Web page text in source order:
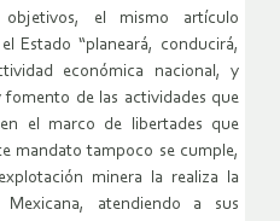
el mismo artículo
Estado “planeará, conducirá,
económica nacional, y
de las actividades que
el marco de libertades que
mandato tampoco se cumple,
minera la realiza la
Mexicana, atendiendo a sus